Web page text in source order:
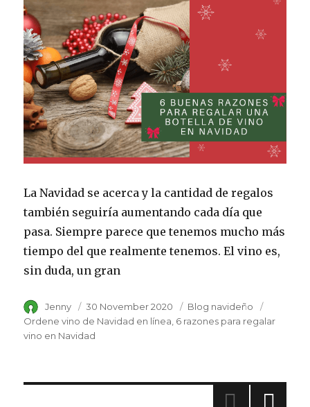
La Navidad se acerca y la cantidad de regalos
también seguiría aumentando cada día que
pasa. Siempre parece que tenemos mucho más
tiempo del que realmente tenemos. El vino es,
sin duda, un gran
Author
Jenny
Posted
on
30 November 2020 Category
Blog navideño
Ordene vino de Navidad en línea 6 razones para regalar
vino en Navidad